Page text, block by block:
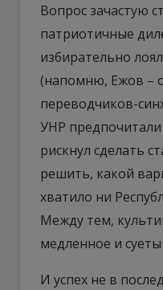
Вопрос зачастую
патриотичные
избирательно
(напомню, Ежов –
переводчиков-
УНР
рискнул сделать
решить, какой
хватило ни
Между тем,
медленное и
И успех не в